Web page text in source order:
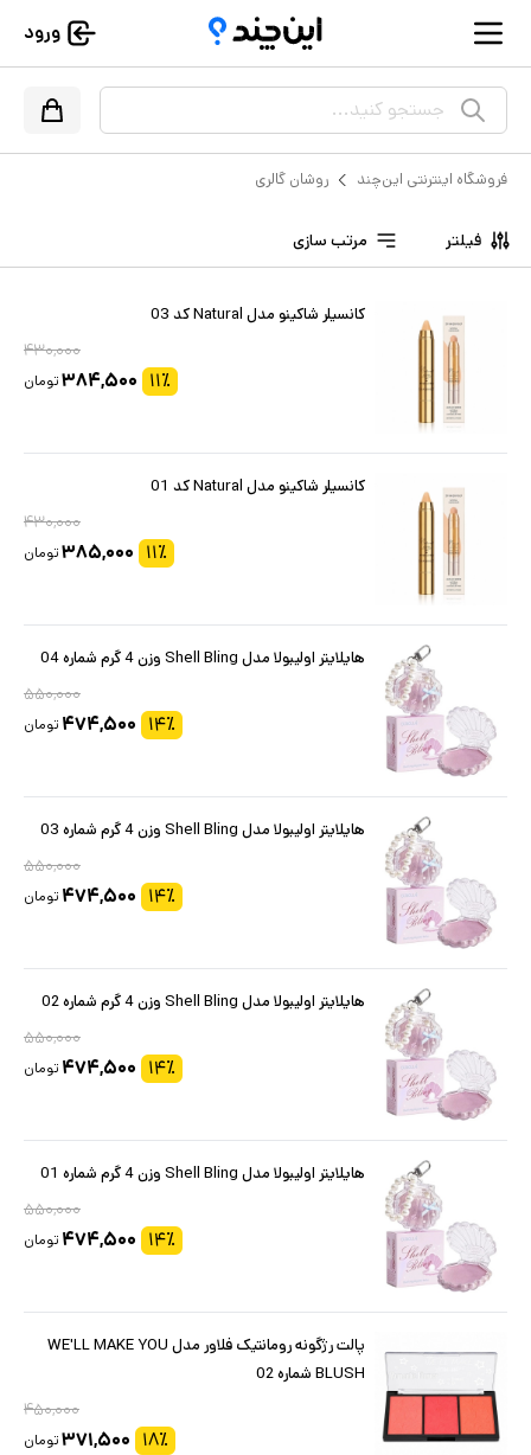
ورود
جستجو کنید...
فروشگاه اینترنتی این‌چند روشان گالری
فیلتر مرتب سازی
کانسیلر شاکینو مدل Natural کد 03
۴۳۰,۰۰۰
۱۱٪ ۳۸۴,۵۰۰تومان
کانسیلر شاکینو مدل Natural کد 01
۴۳۰,۰۰۰
۱۱٪ ۳۸۵,۰۰۰تومان
هایلایتر اولیبولا مدل Shell Bling وزن 4 گرم شماره 04
۵۵۰,۰۰۰
۱۴٪ ۴۷۴,۵۰۰ تومان
هایلایتر اولیبولا مدل Shell Bling وزن 4 گرم شماره 03
۵۵۰,۰۰۰
۱۴٪ ۴۷۴,۵۰۰ تومان
هایلایتر اولیبولا مدل Shell Bling وزن 4 گرم شماره 02
۵۵۰,۰۰۰
۱۴٪ ۴۷۴,۵۰۰ تومان
هایلایتر اولیبولا مدل Shell Bling وزن 4 گرم شماره 01
۵۵۰,۰۰۰
۱۴٪ ۴۷۴,۵۰۰ تومان
پالت رژگونه رومانتیک فلاور مدل WE'LL MAKE YOU
BLUSH شماره 02
۴۵۰,۰۰۰
۱۸٪ ۳۷۱,۵۰۰تومان